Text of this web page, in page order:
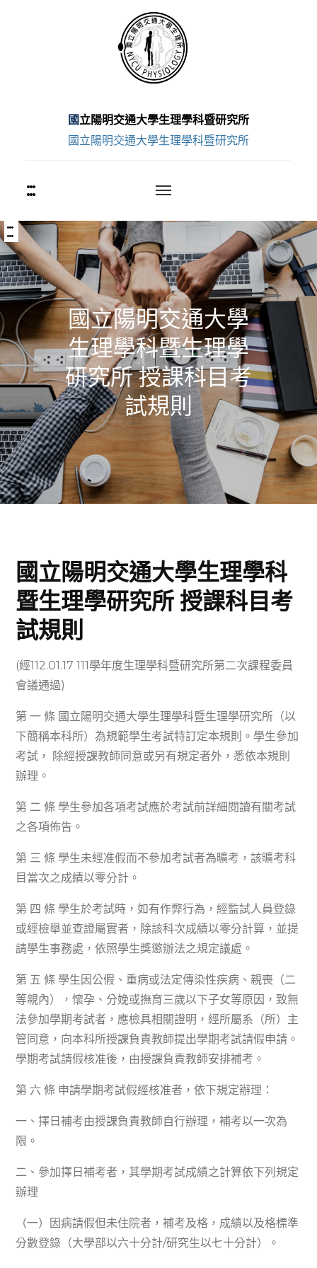
國立陽明交通大學生理學科暨研究所
國立陽明交通大學生理學科暨研究所
:::上
方
區
塊
:::中
央
內
容
區
塊
國立陽明交通大學
生理學科暨生理學
研究所 授課科目考
試規則
國立陽明交通大學生理學科
暨生理學研究所 授課科目考
試規則
(經112.01.17 111學年度生理學科暨研究所第二次課程委員
會議通過)
第 一 條 國立陽明交通大學生理學科暨生理學研究所（以
下簡稱本科所）為規範學生考試特訂定本規則。學生參加
考試， 除經授課教師同意或另有規定者外，悉依本規則
辦理。
第 二 條 學生參加各項考試應於考試前詳細閱讀有關考試
之各項佈告。
第 三 條 學生未經准假而不參加考試者為曠考，該曠考科
目當次之成績以零分計。
第 四 條 學生於考試時，如有作弊行為，經監試人員登錄
或經檢舉並查證屬實者，除該科次成績以零分計算，並提
請學生事務處，依照學生獎懲辦法之規定議處。
第 五 條 學生因公假、重病或法定傳染性疾病、親喪（二
等親內），懷孕、分娩或撫育三歲以下子女等原因，致無
法參加學期考試者，應檢具相關證明，經所屬系（所）主
管同意，向本科所授課負責教師提出學期考試請假申請。
學期考試請假核准後，由授課負責教師安排補考。
第 六 條 申請學期考試假經核准者，依下規定辦理：
一、擇日補考由授課負責教師自行辦理，補考以一次為
限。
二、參加擇日補考者，其學期考試成績之計算依下列規定
辦理
（一）因病請假但未住院者，補考及格，成績以及格標準
分數登錄（大學部以六十分計/研究生以七十分計）。